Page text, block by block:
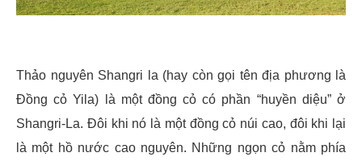
Thảo nguyên Shangri la (hay còn gọi tên địa phương là
Đồng cỏ Yila) là một đồng cỏ có phần “huyền diệu” ở
Shangri-La. Đôi khi nó là một đồng cỏ núi cao, đôi khi lại
là một hồ nước cao nguyên. Những ngọn cỏ nằm phía